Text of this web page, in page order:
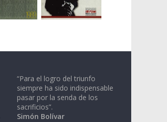
“Para el logro del triunfo
siempre ha sido indispensable
pasar por la senda de los
sacrificios”.
Simón Bolívar